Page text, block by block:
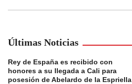
Últimas Noticias
Rey de España es recibido con
honores a su llegada a Cali para
posesión de Abelardo de la Espriella